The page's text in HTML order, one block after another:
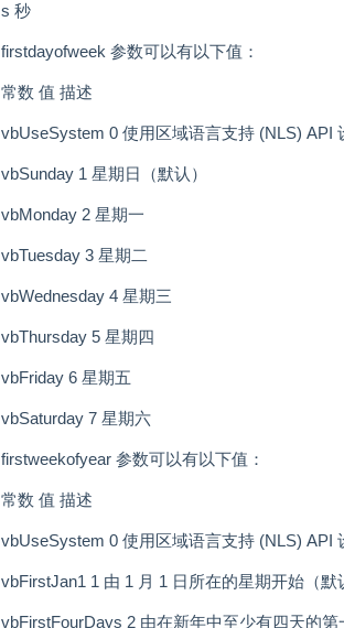
s 秒
firstdayofweek 参数可以有以下值：
常数 值 描述
vbUseSystem 0 使用区域语言支持 (NLS) API
vbSunday 1 星期日（默认）
vbMonday 2 星期一
vbTuesday 3 星期二
vbWednesday 4 星期三
vbThursday 5 星期四
vbFriday 6 星期五
vbSaturday 7 星期六
firstweekofyear 参数可以有以下值：
常数 值 描述
vbUseSystem 0 使用区域语言支持 (NLS) API
vbFirstJan1 1 由 1 月 1 日所在的星期开始（默
vbFirstFourDays 2 由在新年中至少有四天的第